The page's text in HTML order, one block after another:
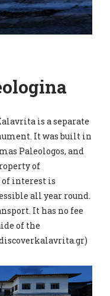
is a separate
It was built in
Paleologos, and
of
interest is
all year round.
It has no fee
of the